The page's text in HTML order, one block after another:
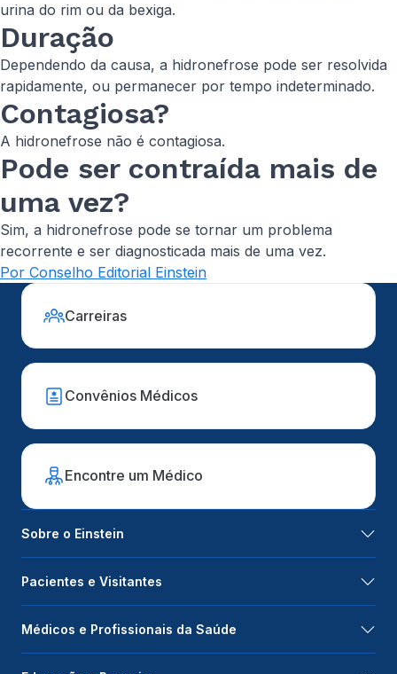
urina do rim ou da bexiga.
Duração
Dependendo da causa, a hidronefrose pode ser resolvida
rapidamente, ou permanecer por tempo indeterminado.
Contagiosa?
A hidronefrose não é contagiosa.
Pode ser contraída mais de
uma vez?
Sim, a hidronefrose pode se tornar um problema
recorrente e ser diagnosticada mais de uma vez.
Por Conselho Editorial Einstein
Carreiras
Convênios Médicos
Encontre um Médico
Sobre o Einstein
Pacientes e Visitantes
Médicos e Profissionais da Saúde